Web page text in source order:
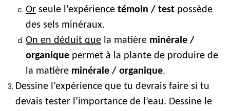
Or seule l’expérience témoin / test possède
des sels minéraux.
On en déduit que la matière minérale /
organique permet à la plante de produire de
la matière minérale / organique.
Dessine l’expérience que tu devrais faire si tu
devais tester l’importance de l’eau. Dessine le